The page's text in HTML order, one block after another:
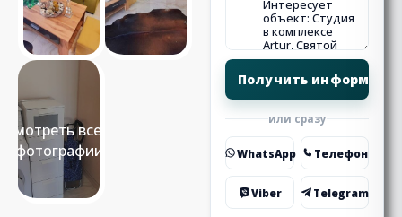
Смотреть все 9
фотографии
или сразу
WhatsApp Телефон
Viber Telegram